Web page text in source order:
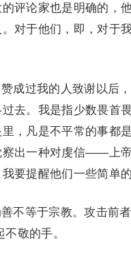
评论家也是明确的，
对于他们，即，对于
成过我的人致谢以后
去。我是指少数畏首
里，凡是不平常的事
出一种对虔信——上
要提醒他们一些简单的
不等于宗教。攻击前
敬的手。